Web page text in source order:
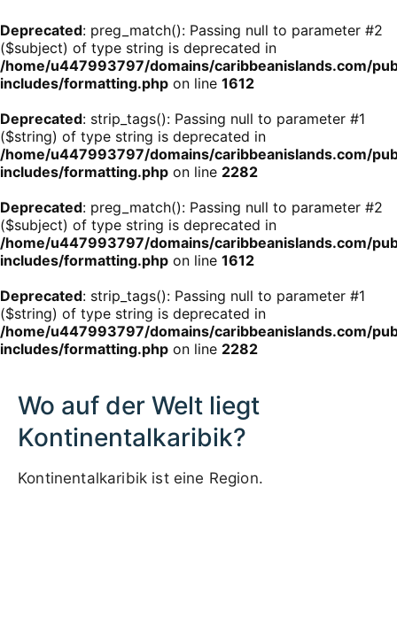
Deprecated: preg_match(): Passing null to parameter #2
($subject) of type string is deprecated in
/home/u447993797/domains/caribbeanislands.com/
includes/formatting.php on line 1612
Deprecated: strip_tags(): Passing null to parameter #1
($string) of type string is deprecated in
/home/u447993797/domains/caribbeanislands.com/
includes/formatting.php on line 2282
Deprecated: preg_match(): Passing null to parameter #2
($subject) of type string is deprecated in
/home/u447993797/domains/caribbeanislands.com/
includes/formatting.php on line 1612
Deprecated: strip_tags(): Passing null to parameter #1
($string) of type string is deprecated in
/home/u447993797/domains/caribbeanislands.com/
includes/formatting.php on line 2282
Wo auf der Welt liegt
Kontinentalkaribik?
Kontinentalkaribik ist eine Region.
1000 km / 621.4 mi